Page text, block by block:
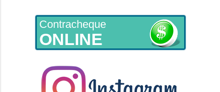
Contracheque
ONLINE